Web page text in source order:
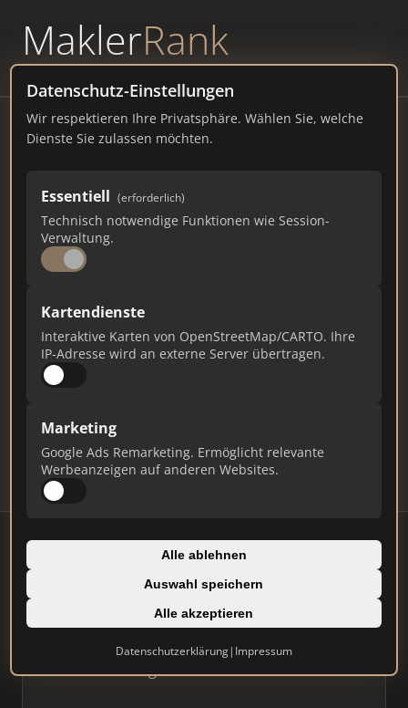
MaklerRank
powered byWAVEPOINT
Datenschutz-Einstellungen
Wir respektieren Ihre Privatsphäre. Wählen Sie, welche
Dienste Sie zulassen möchten.
Essentiell (erforderlich)
Technisch notwendige Funktionen wie Session-
Verwaltung.
Kartendienste
Interaktive Karten von OpenStreetMap/CARTO. Ihre
IP-Adresse wird an externe Server übertragen.
Marketing
Google Ads Remarketing. Ermöglicht relevante
Werbeanzeigen auf anderen Websites.
Alle ablehnen
Auswahl speichern
Alle akzeptieren
Datenschutzerklärung| Impressum
Vivawest Wohnen GmbH
vivawest.de
770
Ist das Ihr Unternehmen?
Verifizieren Sie Ihr Profil, bearbeiten Sie Ihre
Updates.
Profil beanspruchen
⭐ Etabliert
Hausverwaltung